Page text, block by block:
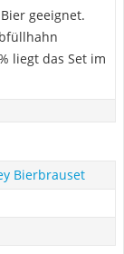
geeignet.
liegt das Set im
Bierbrauset